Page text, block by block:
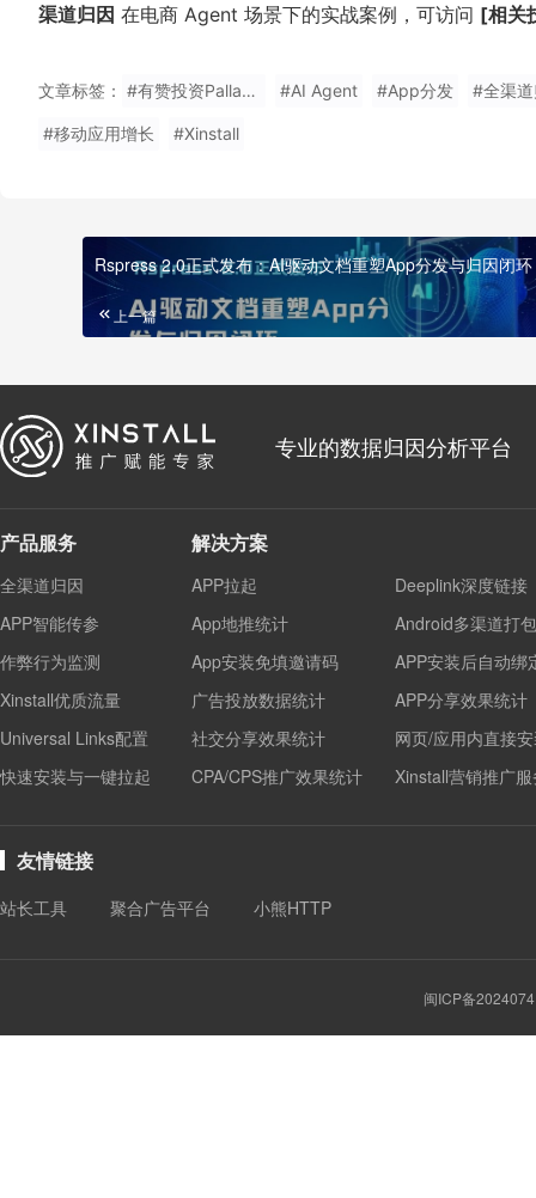
渠道归因 在电商 Agent 场景下的实战案例，可访问 [相关
文章标签： #有赞投资PallasAI #AI Agent #App分发 #全渠
#移动应用增长 #Xinstall
Rspress 2.0正式发布：AI驱动文档重塑App分发与归因闭环
上一篇
专业的数据归因分析平台
产品服务
全渠道归因
APP智能传参
作弊行为监测
Xinstall优质流量
Universal Links配置
快速安装与一键拉起
解决方案
APP拉起
Deeplink深度链接
App地推统计
Android多渠道打包
App安装免填邀请码
APP安装后自动绑
广告投放数据统计
APP分享效果统计
社交分享效果统计
网页/应用内直接
CPA/CPS推广效果统计
Xinstall营销推广
友情链接
站长工具 聚合广告平台 小熊HTTP
闽ICP备